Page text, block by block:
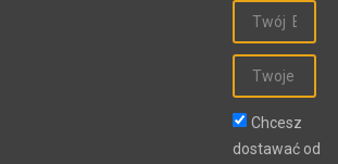
kliknięciem.